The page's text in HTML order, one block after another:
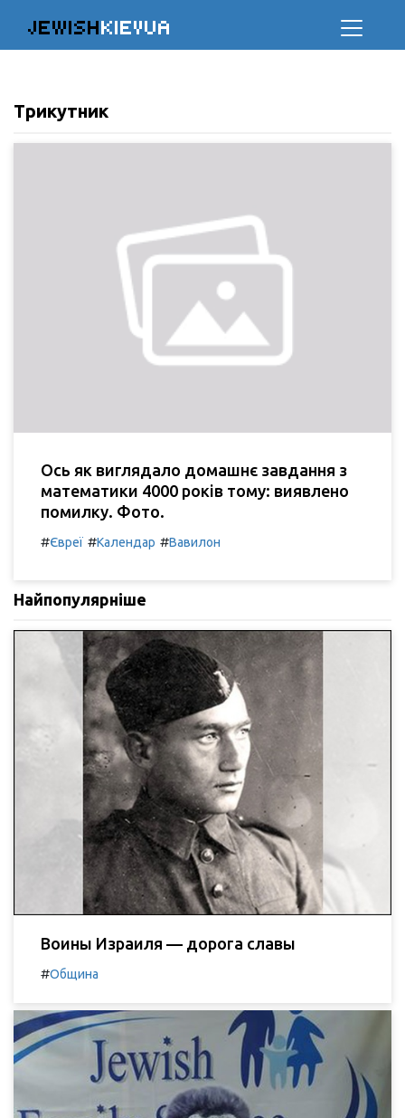
JEWISHKIEVUA
Трикутник
Ось як виглядало домашнє завдання з
математики 4000 років тому: виявлено
помилку. Фото.
#Євреї #Календар #Вавилон
Найпопулярніше
Воины Израиля — дорога славы
#Община